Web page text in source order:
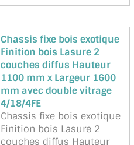
Chassis fixe bois exotique
Finition bois Lasure 2
couches diffus Hauteur
1100 mm x Largeur 1600
mm avec double vitrage
4/18/4FE
Chassis fixe bois exotique
Finition bois Lasure 2
couches diffus Hauteur